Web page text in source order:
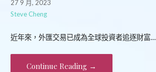
27 9 月, 2023
Steve Cheng
近年來，外匯交易已成為全球投資者追逐財富…
Continue Reading →